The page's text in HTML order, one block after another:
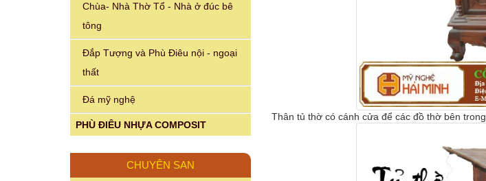
Chùa- Nhà Thờ Tổ - Nhà ở đúc bê
tông
Đắp Tượng và Phù Điêu nội - ngoại
thất
Đá mỹ nghệ
PHÙ ĐIÊU NHỰA COMPOSIT
CHUYÊN SAN
Thân tủ thờ có cánh cửa để các đồ thờ bên trong